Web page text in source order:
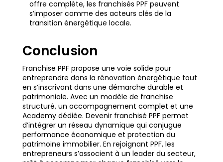
offre complète, les franchisés PPF peuvent
s’imposer comme des acteurs clés de la
transition énergétique locale.
Conclusion
Franchise PPF propose une voie solide pour
entreprendre dans la rénovation énergétique tout
en s’inscrivant dans une démarche durable et
patrimoniale. Avec un modèle de franchise
structuré, un accompagnement complet et une
Academy dédiée. Devenir franchisé PPF permet
d’intégrer un réseau dynamique qui conjugue
performance économique et protection du
patrimoine immobilier. En rejoignant PPF, les
entrepreneurs s’associent à un leader du secteur,